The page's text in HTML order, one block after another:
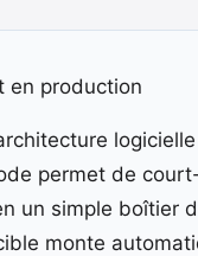
en production
permet de
un simple boîtier
monte